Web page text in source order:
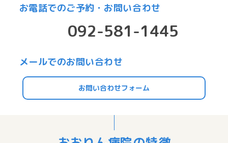
お電話でのご予約・お問い合わせ
092-581-1445
メールでのお問い合わせ
お問い合わせフォーム